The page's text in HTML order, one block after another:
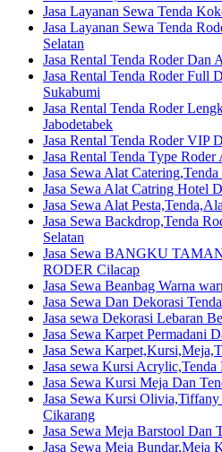
Jasa Layanan Sewa Tenda
Jasa Layanan Sewa Tenda
Selatan
Jasa Rental Tenda Roder Dan
Jasa Rental Tenda Roder Full
Sukabumi
Jasa Rental Tenda Roder
Jabodetabek
Jasa Rental Tenda Roder VIP
Jasa Rental Tenda Type
Jasa Sewa Alat
Jasa Sewa Alat Catring Hotel
Jasa Sewa Alat
Jasa Sewa Backdrop,Tenda
Selatan
Jasa Sewa BANGKU
RODER Cilacap
Jasa Sewa Beanbag Warna
Jasa Sewa Dan Dekorasi
Jasa sewa Dekorasi Lebaran
Jasa Sewa Karpet Permadani
Jasa Sewa
Jasa sewa Kursi Acrylic,Tenda
Jasa Sewa Kursi Meja Dan
Jasa Sewa Kursi
Cikarang
Jasa Sewa Meja Barstool Dan
Jasa Sewa Meja Bundar,Meja